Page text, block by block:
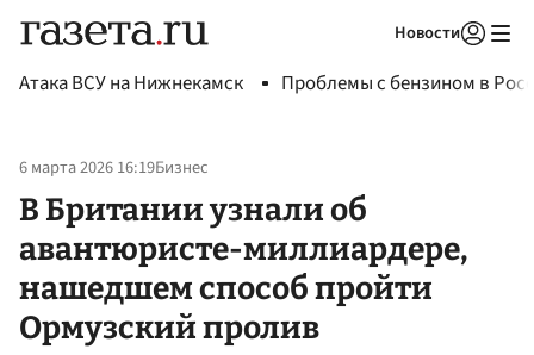
Новости
Атака ВСУ на Нижнекамск Проблемы с бензином в
6 марта 2026 16:19Бизнес
В Британии узнали об
авантюристе-миллиардере,
нашедшем способ пройти
Ормузский пролив